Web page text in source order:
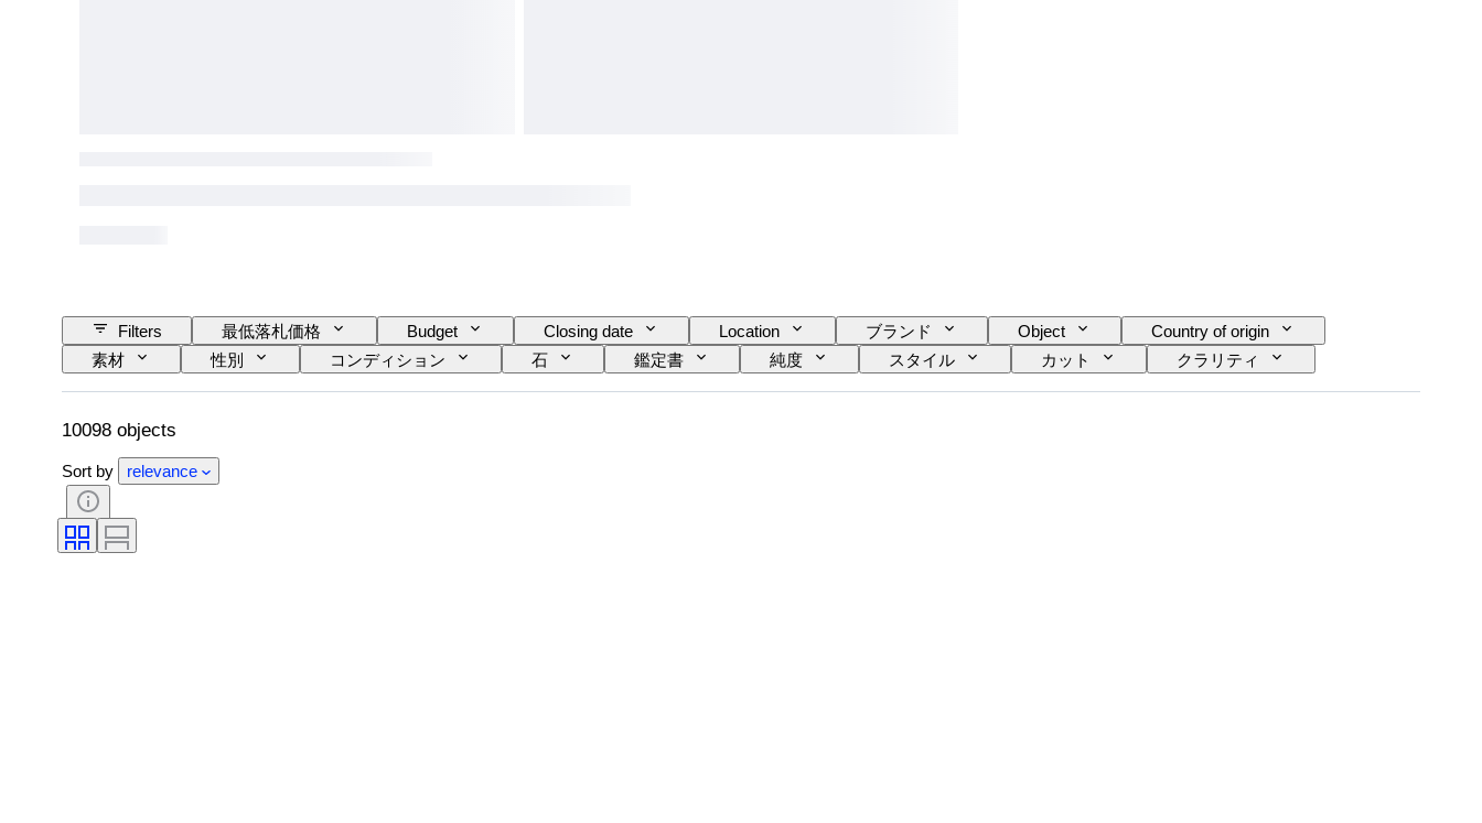
Filters 最低落札価格 Budget Closing date Location ブランド Object
Country of origin
素材
性別 コンディション 石 鑑定書 純度 スタイル カット
クラリティ
カラーグレード
正確なカラー 商品表記サイズ 宝石透明度 処理 ダイヤモンド タイプ
パール光沢
10098 objects
Sort by relevance